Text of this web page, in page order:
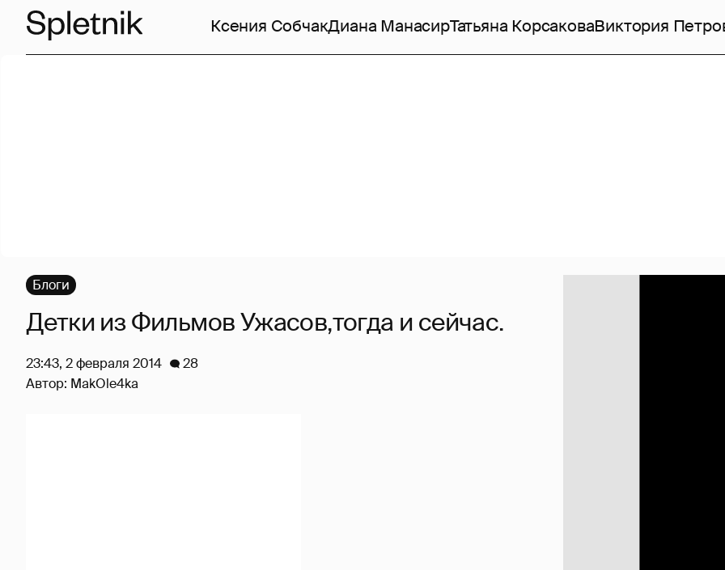
Ксения СобчакДиана МанасирТатьяна КорсаковаВиктория
Блоги
Детки из Фильмов Ужасов,тогда и сейчас.
23:43, 2 февраля 2014
28
Автор: MakOle4ka